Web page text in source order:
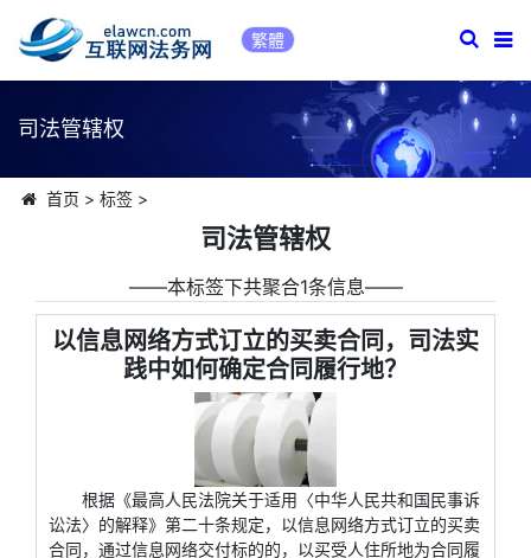
繁體
司法管辖权
首页 > 标签>
司法管辖权
――本标签下共聚合1条信息――
以信息网络方式订立的买卖合同，司法实
践中如何确定合同履行地？
根据《最高人民法院关于适用〈中华人民共和国民事诉
讼法〉的解释》第二十条规定，以信息网络方式订立的买卖
合同，通过信息网络交付标的的，以买受人住所地为合同履